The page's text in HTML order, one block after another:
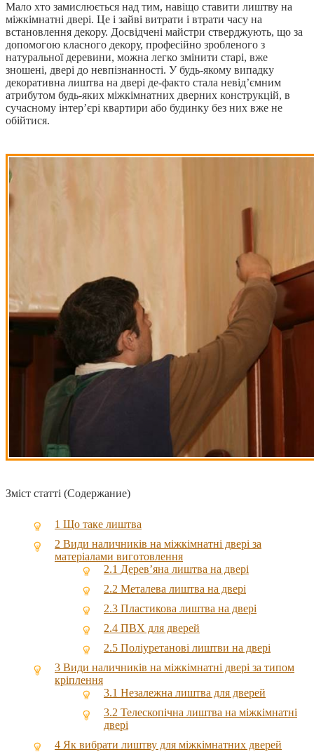
Мало хто замислюється над тим, навіщо ставити лиштву на
міжкімнатні двері. Це і зайві витрати і втрати часу на
встановлення декору. Досвідчені майстри стверджують, що за
допомогою класного декору, професійно зробленого з
натуральної деревини, можна легко змінити старі, вже
зношені, двері до невпізнанності. У будь-якому випадку
декоративна лиштва на двері де-факто стала невід’ємним
атрибутом будь-яких міжкімнатних дверних конструкцій, в
сучасному інтер’єрі квартири або будинку без них вже не
обійтися.
Зміст статті (Содержание)
1 Що таке лиштва
2 Види наличників на міжкімнатні двері за
матеріалами виготовлення
2.1 Дерев’яна лиштва на двері
2.2 Металева лиштва на двері
2.3 Пластикова лиштва на двері
2.4 ПВХ для дверей
2.5 Поліуретанові лиштви на двері
3 Види наличників на міжкімнатні двері за типом
кріплення
3.1 Незалежна лиштва для дверей
3.2 Телескопічна лиштва на міжкімнатні
двері
4 Як вибрати лиштву для міжкімнатних дверей